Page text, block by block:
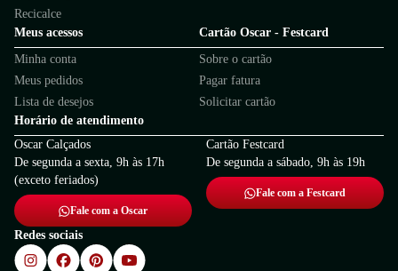
Recicalce
Meus acessos
Minha conta
Meus pedidos
Lista de desejos
Cartão Oscar - Festcard
Sobre o cartão
Pagar fatura
Solicitar cartão
Horário de atendimento
Oscar Calçados
De segunda a sexta, 9h às 17h
(exceto feriados)
Fale com a Oscar
Cartão Festcard
De segunda a sábado, 9h às 19h
Fale com a Festcard
Redes sociais